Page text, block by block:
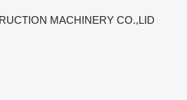
MACHINERY CO.,LID